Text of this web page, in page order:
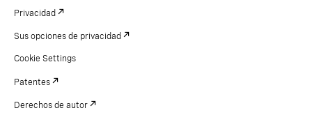
Privacidad
Sus opciones de privacidad
Cookie Settings
Patentes
Derechos de autor